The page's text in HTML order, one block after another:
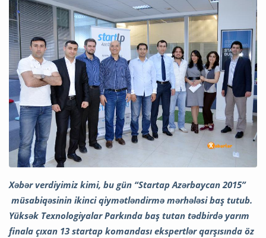
Xəbər verdiyimiz kimi, bu gün “Startap Azərbaycan 2015”
müsabiqəsinin ikinci qiymətləndirmə mərhələsi baş tutub.
Yüksək Texnologiyalar Parkında baş tutan tədbirdə yarım
finala çıxan 13 startap komandası ekspertlər qarşısında öz